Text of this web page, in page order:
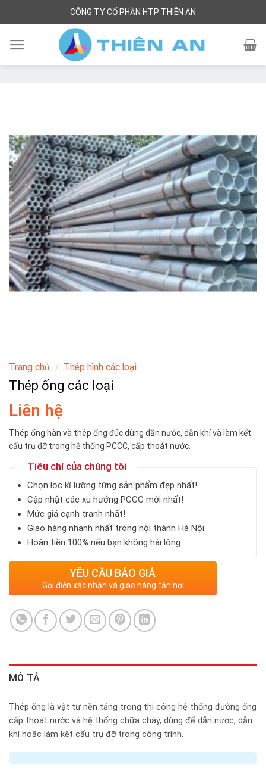
to
content
CÔNG TY CỔ PHẦN HTP THIÊN AN
Trang chủ / Thép hình các loại
Thép ống các loại
Liên hệ
Thép ống hàn và thép ống đúc dùng dẫn nước, dẫn khí và làm kết
cấu trụ đỡ trong hệ thống PCCC, cấp thoát nước.
Tiêu chí của chúng tôi
Chọn lọc kĩ lưỡng từng sản phẩm đẹp nhất!
Cập nhật các xu hướng PCCC mới nhất!
Mức giá cạnh tranh nhất!
Giao hàng nhanh nhất trong nội thành Hà Nội
Hoàn tiền 100% nếu bạn không hài lòng
YÊU CẦU BÁO GIÁ
Gọi điện xác nhận và giao hàng tận nơi
MÔ TẢ
Thép ống là vật tư nền tảng trong thi công hệ thống đường ống
cấp thoát nước và hệ thống chữa cháy, dùng để dẫn nước, dẫn
khí hoặc làm kết cấu trụ đỡ trong công trình.